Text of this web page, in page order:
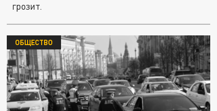
грозит.
ОБЩЕСТВО